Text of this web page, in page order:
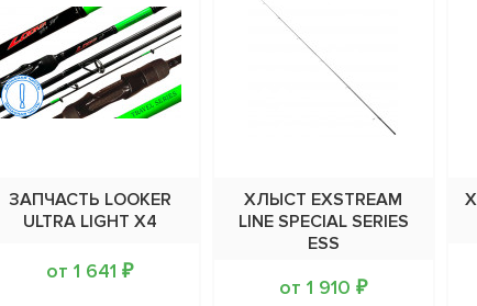
ЗАПЧАСТЬ LOOKER
ULTRA LIGHT X4
от 1 641 ₽
ХЛЫСТ EXSTREAM
LINE SPECIAL SERIES
ESS
от 1 910 ₽